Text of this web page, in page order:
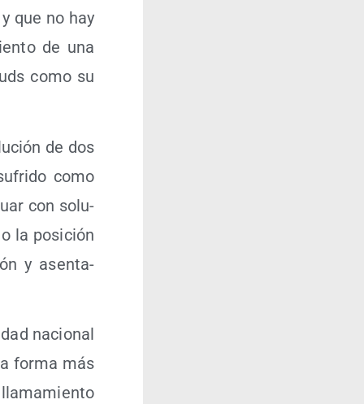
que no hay
de una
como su
de dos
como
con solu­
la posi­ción
y asen­ta­
nacio­nal
for­ma más